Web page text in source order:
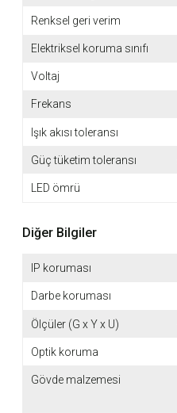
Renksel geri verim
Elektriksel koruma sınıfı
Voltaj
Frekans
Işık akısı toleransı
Güç tüketim toleransı
LED ömrü
Diğer Bilgiler
IP koruması
Darbe koruması
Ölçüler (G x Y x U)
Optik koruma
Gövde malzemesi